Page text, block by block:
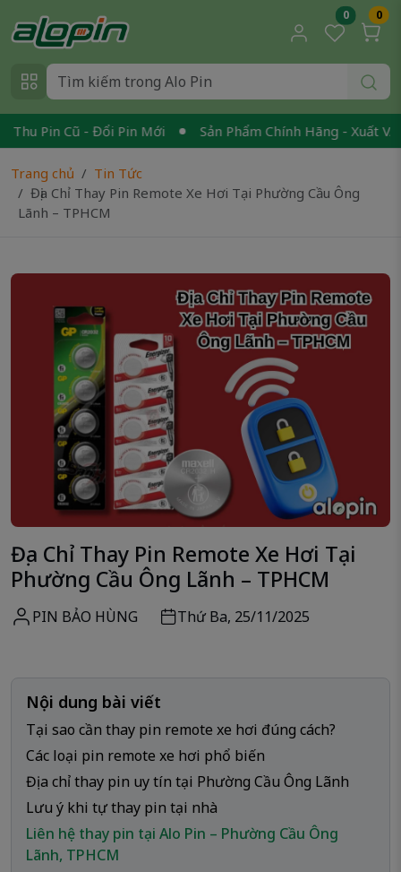
0 0
Pin Cũ - Đổi Pin Mới Sản Phẩm Chính Hãng - Xuất VAT
Trang chủ
Tin Tức
Địa Chỉ Thay Pin Remote Xe Hơi Tại Phường Cầu Ông
Lãnh – TPHCM
Địa Chỉ Thay Pin Remote Xe Hơi Tại
Phường Cầu Ông Lãnh – TPHCM
PIN BẢO HÙNG Thứ Ba, 25/11/2025
Nội dung bài viết
Tại sao cần thay pin remote xe hơi đúng cách?
Các loại pin remote xe hơi phổ biến
Địa chỉ thay pin uy tín tại Phường Cầu Ông Lãnh
Lưu ý khi tự thay pin tại nhà
Liên hệ thay pin tại Alo Pin – Phường Cầu Ông
Lãnh, TPHCM